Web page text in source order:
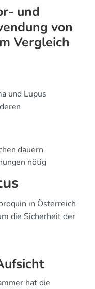
und
von
Vergleich
und Lupus
dauern
nötig
in Österreich
die Sicherheit der
hat die